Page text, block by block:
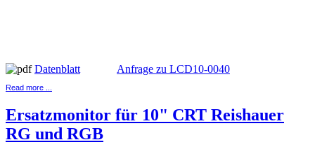
Datenblatt Anfrage zu LCD10-0040
Read more ...
Ersatzmonitor für 10" CRT Reishauer
RG und RGB